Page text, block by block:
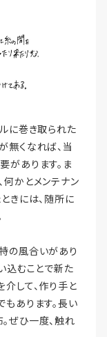
に巻き取られた
無くなれば、当
があります。ま
何かとメンテナン
きには、随所に
の風合いがあり
込むことで新た
して、作り手と
あります。長い
ぜひ一度、触れ